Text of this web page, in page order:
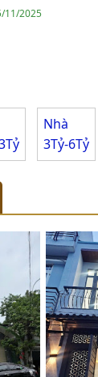
tiết
2 (phòng)
2 (wc)
4m
thiện cơ bản
11/2025
Nhà
3Tỷ-6Tỷ